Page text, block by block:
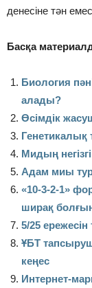
денесіне тән
Басқа
Биология
алады?
Өсімдік
Генетикалық
Мидың
Адам миы
«10-3-2-1»
ширақ
5/25
ҰБТ
кеңес
Интернет-